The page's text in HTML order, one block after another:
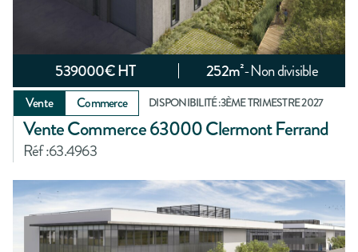
539000€ HT 252m²-Non divisible
Vente Commerce DISPONIBILITÉ :3ÈME TRIMESTRE 2027
Vente Commerce 63000 Clermont Ferrand
Réf :63.4963